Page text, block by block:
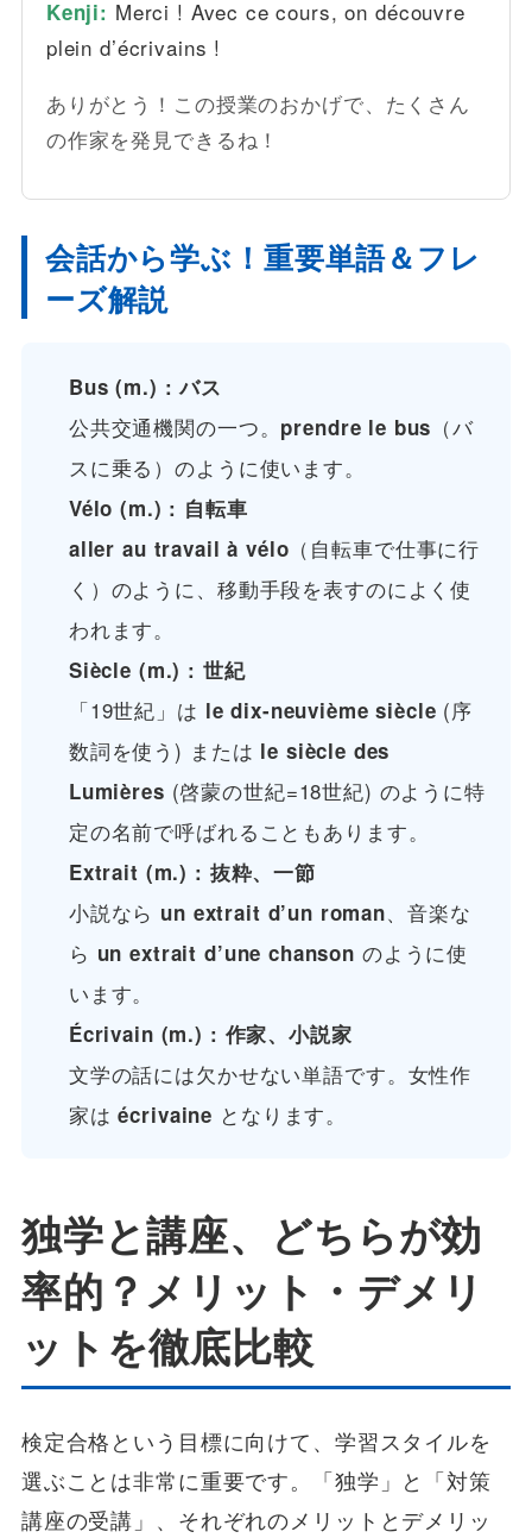
Kenji: Merci ! Avec ce cours, on découvre
plein d’écrivains !
ありがとう！この授業のおかげで、たくさん
の作家を発見できるね！
会話から学ぶ！重要単語＆フレ
ーズ解説
Bus (m.) : バス
公共交通機関の一つ。 prendre le bus （バ
スに乗る）のように使います。
Vélo (m.) : 自転車
aller au travail à vélo （自転車で仕事に行
く）のように、移動手段を表すのによく使
われます。
Siècle (m.) : 世紀
「19世紀」は le dix-neuvième siècle (序
数詞を使う) または le siècle des
Lumières (啓蒙の世紀=18世紀) のように特
定の名前で呼ばれることもあります。
Extrait (m.) : 抜粋、一節
小説なら un extrait d’un roman、音楽な
ら un extrait d’une chanson のように使
います。
Écrivain (m.) : 作家、小説家
文学の話には欠かせない単語です。女性作
家はécrivaine となります。
独学と講座、どちらが効
率的？メリット・デメリ
ットを徹底比較
検定合格という目標に向けて、学習スタイルを
選ぶことは非常に重要です。「独学」と「対策
講座の受講」、それぞれのメリットとデメリッ